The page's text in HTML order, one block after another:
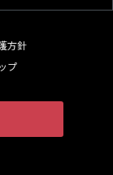
方針
プ